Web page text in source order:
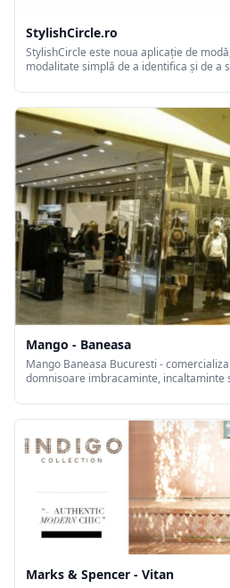
StylishCircle.ro
StylishCircle este noua aplicație de
modalitate simplă de a identifica și de a
designeri și de a-și face noi prieteni.
pasionați de modă pot aparține unei
Mango - Baneasa
Mango Baneasa Bucuresti -
domnisoare imbracaminte, incaltaminte
Marks & Spencer - Vitan